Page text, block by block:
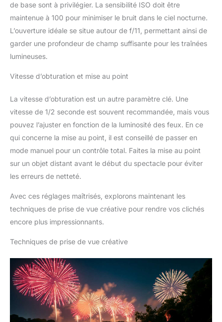
de base sont à privilégier. La sensibilité ISO doit être
maintenue à 100 pour minimiser le bruit dans le ciel nocturne.
L’ouverture idéale se situe autour de f/11, permettant ainsi de
garder une profondeur de champ suffisante pour les traînées
lumineuses.
Vitesse d’obturation et mise au point
La vitesse d’obturation est un autre paramètre clé. Une
vitesse de 1/2 seconde est souvent recommandée, mais vous
pouvez l’ajuster en fonction de la luminosité des feux. En ce
qui concerne la mise au point, il est conseillé de passer en
mode manuel pour un contrôle total. Faites la mise au point
sur un objet distant avant le début du spectacle pour éviter
les erreurs de netteté.
Avec ces réglages maîtrisés, explorons maintenant les
techniques de prise de vue créative pour rendre vos clichés
encore plus impressionnants.
Techniques de prise de vue créative